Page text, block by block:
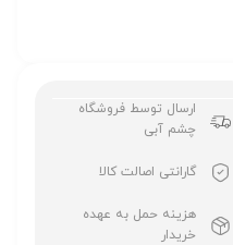
ارسال توسط فروشگاه
چشم آبی
گارانتی اصالت کالا
هزینه حمل به عهده
خریدار